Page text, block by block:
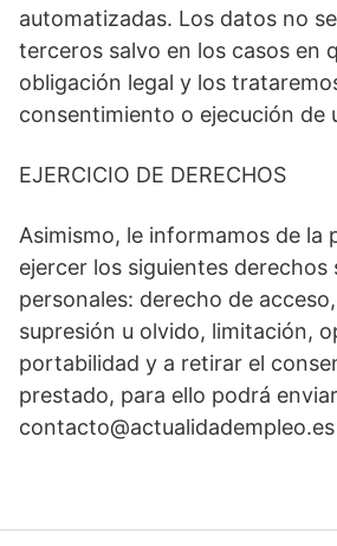
automatizadas. Los datos no
terceros salvo en los casos en
obligación legal y los
consentimiento o ejecución de
EJERCICIO DE DERECHOS
Asimismo, le informamos de la
ejercer los siguientes derechos
personales: derecho de
supresión u olvido, limitación,
portabilidad y a retirar el
prestado, para ello podrá
contacto@actualidadempleo.es